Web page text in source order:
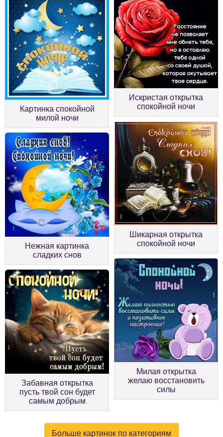
Картинка спокойной
милой ночи
Искристая открытка
спокойной ночи
Нежная картинка
сладких снов
Шикарная открытка
спокойной ночи
Забавная открытка
пусть твой сон будет
самым добрым
Милая открытка
желаю восстановить
силы
Больше картинок по категориям